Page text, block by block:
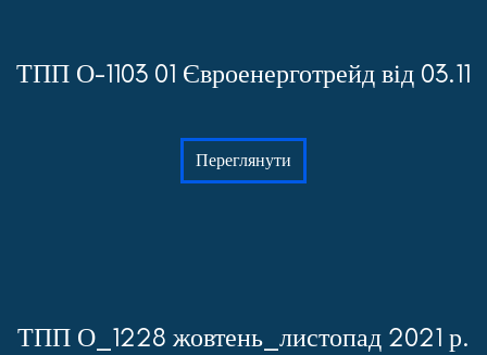
ТПП О-1103 01 Євроенерготрейд від 03.11
Переглянути
ТПП О_1228 жовтень_листопад 2021 р.